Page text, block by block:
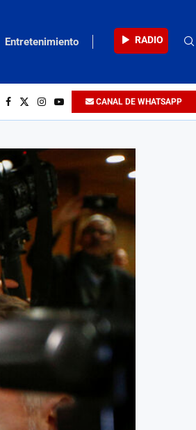
Entretenimiento RADIO
CANAL DE WHATSAPP